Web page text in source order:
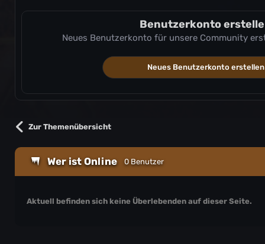
Benutzerkonto
Neues Benutzerkonto für unsere Community
Neues Benutzerkonto erstellen
Zur Themenübersicht
Wer ist Online 0 Benutzer
Aktuell befinden sich keine Überlebenden auf dieser Seite.